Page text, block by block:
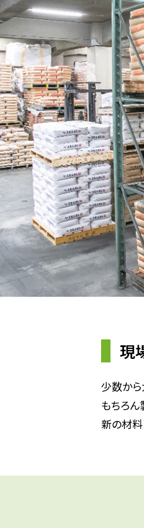
現
少数から
もちろ
新の材